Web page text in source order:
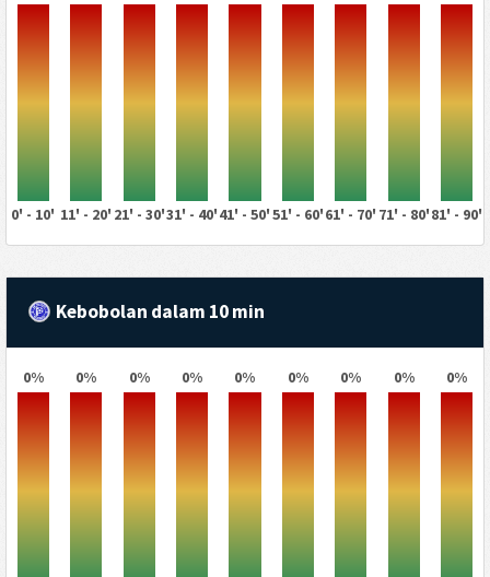
0' - 10' 11' - 20' 21' - 30'31' - 40'41' - 50'51' - 60'61' - 70' 71' - 80'81' - 90'
Kebobolan dalam 10 min
0% 0% 0% 0% 0% 0% 0% 0% 0%